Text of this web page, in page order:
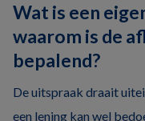
Wat is een
waarom is de
bepalend?
De uitspraak draait
een lening kan wel